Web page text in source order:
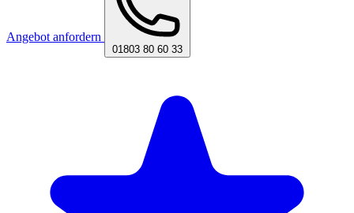
Angebot anfordern
01803 80 60 33